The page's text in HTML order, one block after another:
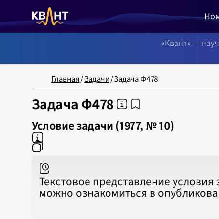
NB:
«Квант» —
Главная/Задачи/Задача Ф478
Задача Ф478
Условие задачи (1977, № 10)
Текстовое представление
можно ознакомиться в